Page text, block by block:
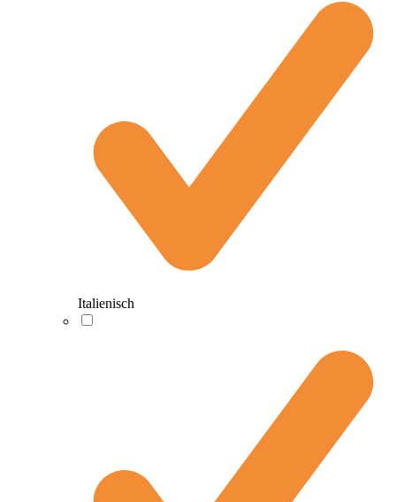
Italienisch